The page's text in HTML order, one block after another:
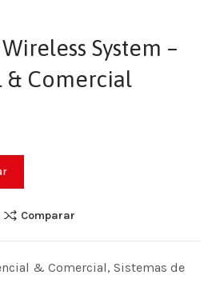
System –
& Comercial
Comparar
& Comercial, Sistemas de